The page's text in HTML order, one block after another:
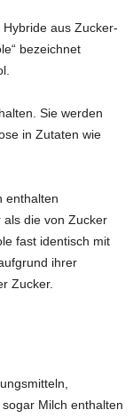
aus Zucker-
bezeichnet
Sie werden
in Zutaten wie
enthalten
die von Zucker
fast identisch mit
ihrer
Zucker.
Milch enthalten